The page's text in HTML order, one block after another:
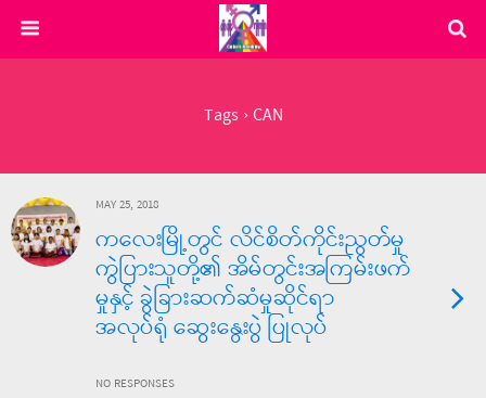
Tags › CAN
MAY 25, 2018
ကလေးမြို့တွင် လိင်စိတ်ကိုင်းညွတ်မှု
ကွဲပြားသူတို့၏ အိမ်တွင်းအကြမ်းဖက်
မှုနှင့် ခွဲခြားဆက်ဆံမှုဆိုင်ရာ
အလုပ်ရုံ ဆွေးနွေးပွဲ ပြုလုပ်
NO RESPONSES